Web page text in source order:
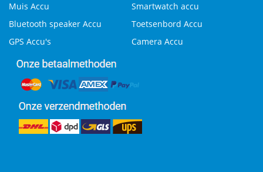
Muis Accu
Smartwatch accu
Bluetooth speaker Accu
Toetsenbord Accu
GPS Accu's
Camera Accu